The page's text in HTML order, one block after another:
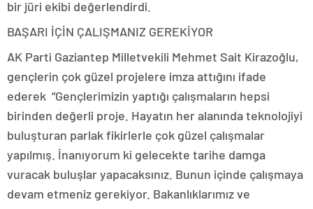
bir jüri ekibi değerlendirdi.
BAŞARI İÇİN ÇALIŞMANIZ GEREKİYOR
AK Parti Gaziantep Milletvekili Mehmet Sait Kirazoğlu,
gençlerin çok güzel projelere imza attığını ifade
ederek “Gençlerimizin yaptığı çalışmaların hepsi
birinden değerli proje. Hayatın her alanında teknolojiyi
buluşturan parlak fikirlerle çok güzel çalışmalar
yapılmış. İnanıyorum ki gelecekte tarihe damga
vuracak buluşlar yapacaksınız. Bunun içinde çalışmaya
devam etmeniz gerekiyor. Bakanlıklarımız ve